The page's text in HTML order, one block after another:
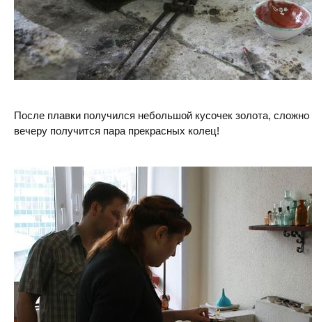
После плавки получился небольшой кусочек золота, сложно
вечеру получится пара прекрасных колец!